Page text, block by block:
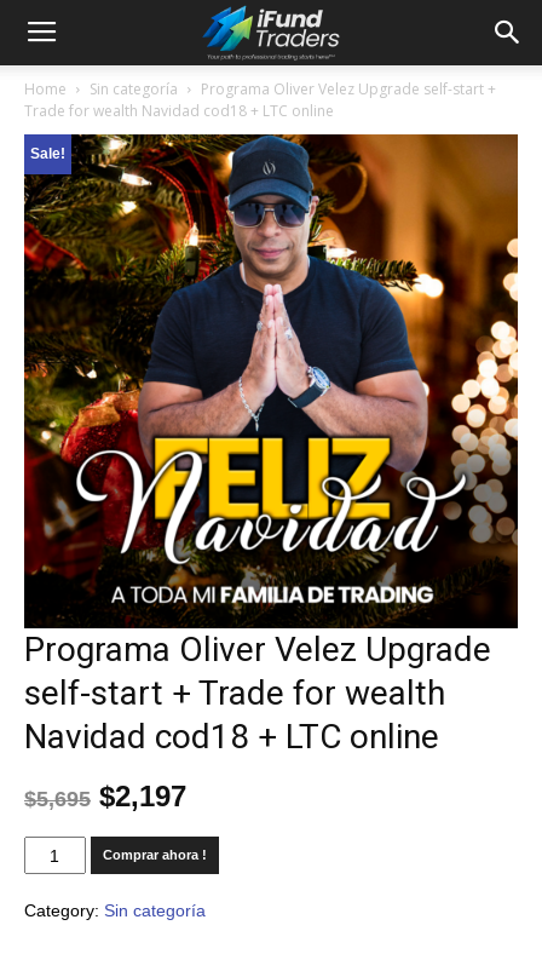
Home Sin categoría
Programa Oliver Velez Upgrade self-start +
Trade for wealth Navidad cod18 + LTC online
Sale!
Programa Oliver Velez Upgrade
self-start + Trade for wealth
Navidad cod18 + LTC online
$5,695 $2,197
Comprar ahora !
Category: Sin categoría